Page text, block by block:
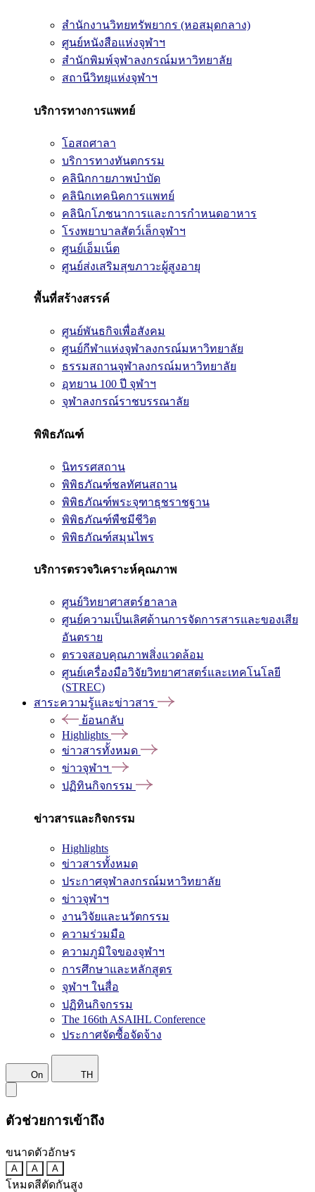
สำนักงานวิทยทรัพยากร (หอสมุดกลาง)
ศูนย์หนังสือแห่งจุฬาฯ
สำนักพิมพ์จุฬาลงกรณ์มหาวิทยาลัย
สถานีวิทยุแห่งจุฬาฯ
บริการทางการแพทย์
โอสถศาลา
บริการทางทันตกรรม
คลินิกกายภาพบำบัด
คลินิกเทคนิคการแพทย์
คลินิกโภชนาการและการกำหนดอาหาร
โรงพยาบาลสัตว์เล็กจุฬาฯ
ศูนย์เอ็มเน็ต
ศูนย์ส่งเสริมสุขภาวะผู้สูงอายุ
พื้นที่สร้างสรรค์
ศูนย์พันธกิจเพื่อสังคม
ศูนย์กีฬาแห่งจุฬาลงกรณ์มหาวิทยาลัย
ธรรมสถานจุฬาลงกรณ์มหาวิทยาลัย
อุทยาน 100 ปี จุฬาฯ
จุฬาลงกรณ์ราชบรรณาลัย
พิพิธภัณฑ์
นิทรรศสถาน
พิพิธภัณฑ์ชลทัศนสถาน
พิพิธภัณฑ์พระจุฑาธุชราชฐาน
พิพิธภัณฑ์พืชมีชีวิต
พิพิธภัณฑ์สมุนไพร
บริการตรวจวิเคราะห์คุณภาพ
ศูนย์วิทยาศาสตร์ฮาลาล
ศูนย์ความเป็นเลิศด้านการจัดการสารและของเสีย
อันตราย
ตรวจสอบคุณภาพสิ่งแวดล้อม
ศูนย์เครื่องมือวิจัยวิทยาศาสตร์และเทคโนโลยี
(STREC)
สาระความรู้และข่าวสาร
ย้อนกลับ
Highlights
ข่าวสารทั้งหมด
ข่าวจุฬาฯ
ปฏิทินกิจกรรม
ข่าวสารและกิจกรรม
Highlights
ข่าวสารทั้งหมด
ประกาศจุฬาลงกรณ์มหาวิทยาลัย
ข่าวจุฬาฯ
งานวิจัยและนวัตกรรม
ความร่วมมือ
ความภูมิใจของจุฬาฯ
การศึกษาและหลักสูตร
จุฬาฯ ในสื่อ
ปฏิทินกิจกรรม
The 166th ASAIHL Conference
ประกาศจัดซื้อจัดจ้าง
On TH
ตัวช่วยการเข้าถึง
ขนาดตัวอักษร
A A A
โหมดสีตัดกันสูง